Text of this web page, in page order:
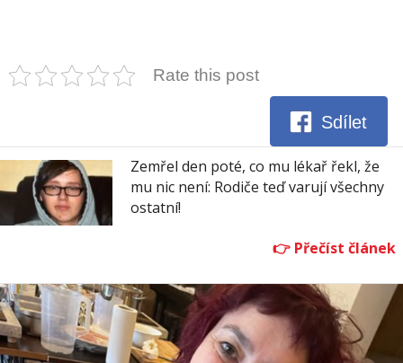
Rate this post
Sdílet
Zemřel den poté, co mu lékař řekl, že
mu nic není: Rodiče teď varují všechny
ostatní!